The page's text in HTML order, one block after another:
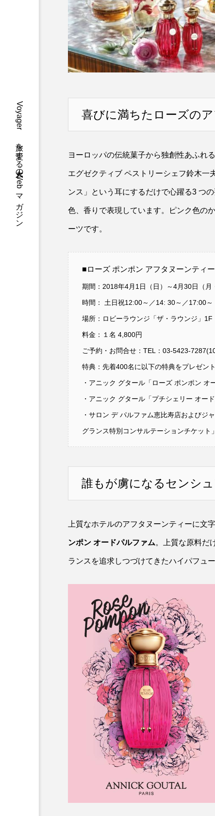
Voyager 旅を愛する大人のWebマガジン 喜びに満ちたローズの
ヨーロッパの伝統菓子から独創性あふれ
エグゼクティブ ペストリーシェフ鈴木一
ンス」という耳にするだけで心躍る3 つ
色、香りで表現しています。 ピンク色の
ーツです。
■ローズ ポンポン アフタヌーンティー
期間：2018年4月1日（日）～4月30日（月
時間： 土日祝12:00～／14: 30～／17:00
場所：ロビーラウンジ「ザ・ラウンジ」1F
料金：１名 4,800円
ご予約・お問合せ：TEL：03-5423-
特典：先着400名に以下の特典をプレゼント
・アニック グタール「ローズ ポンポン
・アニック グタール「プチシェリー オー
・サロン デ パルファム恵比寿店およびジ
グランス特別コンサルテーションチケット
誰もが虜になるセンシ
上質なホテルのアフタヌーンティーに文
ンポン オードパルファム。上質な原料だ
ランスを追求しつづけてきたハイパフュ